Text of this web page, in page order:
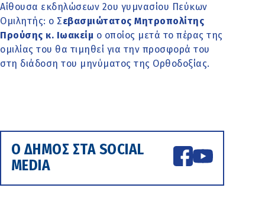
Αίθουσα εκδηλώσεων 2ου γυμνασίου Πεύκων
Ομιλητής: ο Σεβασμιώτατος Μητροπολίτης
Προύσης κ. Ιωακείμ ο οποίος μετά το πέρας της
ομιλίας του θα τιμηθεί για την προσφορά του
στη διάδοση του μηνύματος της Ορθοδοξίας.
Ο ΔΗΜΟΣ ΣΤΑ SOCIAL
MEDIA